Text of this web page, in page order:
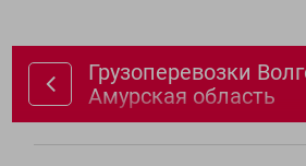
Грузоперевозки
Амурская область